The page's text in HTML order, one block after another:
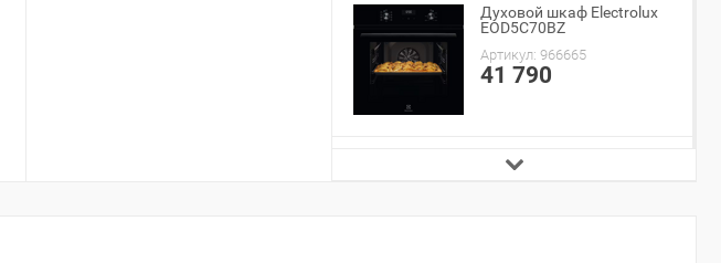
Духовой шкаф Electrolux
EOD5C70BZ
Артикул: 966665
41 790
Духовой шкаф Aeg